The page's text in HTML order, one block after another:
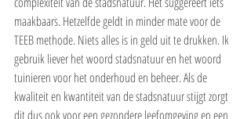
maakbaars. Hetzelfde geldt in minder mate voor de
TEEB methode. Niets alles is in geld uit te drukken. Ik
gebruik liever het woord stadsnatuur en het woord
tuinieren voor het onderhoud en beheer. Als de
kwaliteit en kwantiteit van de stadsnatuur stijgt zorgt
dit dus ook voor een gezondere leefomgeving en een